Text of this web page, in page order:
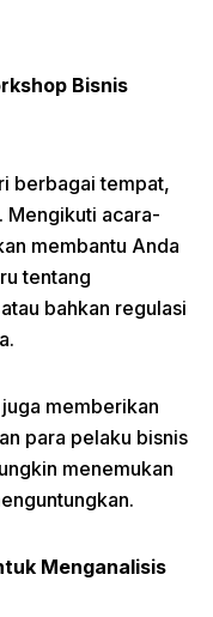
Bisnis
berbagai tempat,
Mengikuti acara-
membantu Anda
tentang
bahkan regulasi
memberikan
para pelaku bisnis
menemukan
Menganalisis